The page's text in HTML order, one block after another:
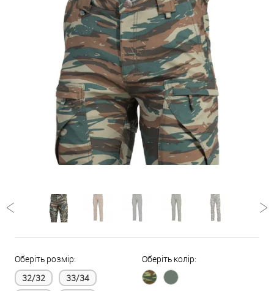
Оберіть розмір:
32/32
33/34
Оберіть колір: